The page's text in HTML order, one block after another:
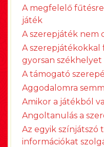
A megfelelő
játék
A szerepjáték nem
A
gyorsan
A támogató
Aggodalomra
Amikor a játékból
Angoltanulás a
Az egyik színjátszó
információkat